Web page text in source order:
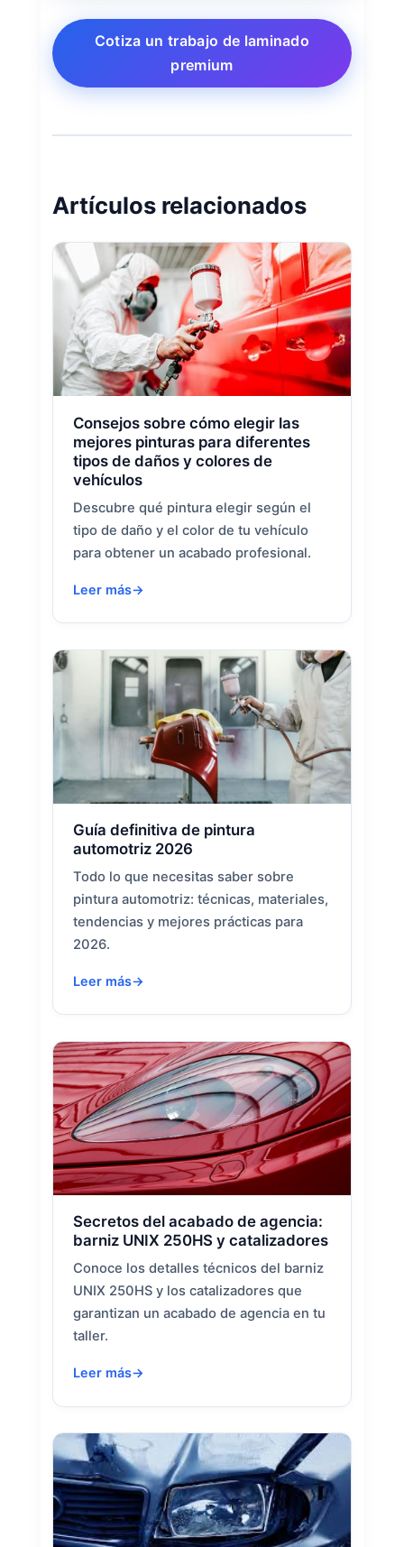
Cotiza un trabajo de laminado
premium
Artículos relacionados
Consejos sobre cómo elegir las
mejores pinturas para diferentes
tipos de daños y colores de
vehículos
Descubre qué pintura elegir según el
tipo de daño y el color de tu vehículo
para obtener un acabado profesional.
Leer más
Guía definitiva de pintura
automotriz 2026
Todo lo que necesitas saber sobre
pintura automotriz: técnicas, materiales,
tendencias y mejores prácticas para
2026.
Leer más
Secretos del acabado de agencia:
barniz UNIX 250HS y catalizadores
Conoce los detalles técnicos del barniz
UNIX 250HS y los catalizadores que
garantizan un acabado de agencia en tu
taller.
Leer más